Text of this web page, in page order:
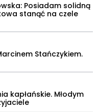
Posiadam solidną
stanąć na czele
Stańczykiem.
kapłańskie. Młodym